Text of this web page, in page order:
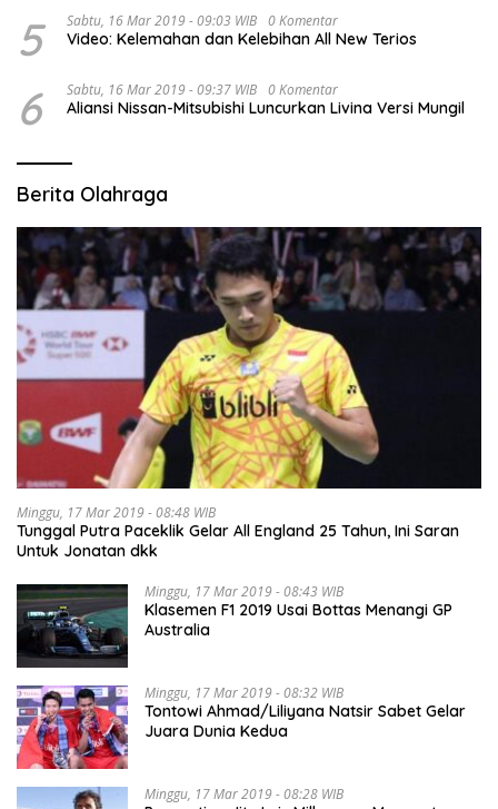
5 Sabtu, 16 Mar 2019 - 09:03 WIB 0 Komentar
Video: Kelemahan dan Kelebihan All New Terios
6 Sabtu, 16 Mar 2019 - 09:37 WIB 0 Komentar
Aliansi Nissan-Mitsubishi Luncurkan Livina Versi Mungil
Berita Olahraga
Minggu, 17 Mar 2019 - 08:48 WIB
Tunggal Putra Paceklik Gelar All England 25 Tahun, Ini Saran
Untuk Jonatan dkk
Minggu, 17 Mar 2019 - 08:43 WIB
Klasemen F1 2019 Usai Bottas Menangi GP
Australia
Minggu, 17 Mar 2019 - 08:32 WIB
Tontowi Ahmad/Liliyana Natsir Sabet Gelar
Juara Dunia Kedua
Minggu, 17 Mar 2019 - 08:28 WIB